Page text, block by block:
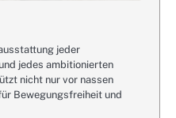
jeder
jedes ambitionierten
nicht nur vor nassen
Bewegungsfreiheit und